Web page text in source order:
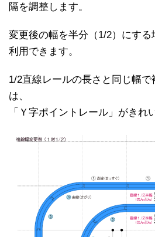
隔を調整します。
変更後の幅を半分（1/2）にす
利用できます。
1/2直線レールの長さと同じ幅
は、
「Ｙ字ポイントレール」がきれ